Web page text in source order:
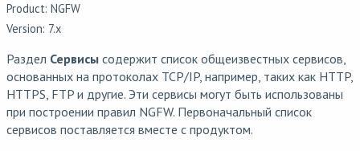
Product: NGFW
Version: 7.x
Раздел Сервисы содержит список общеизвестных сервисов,
основанных на протоколах TCP/IP, например, таких как HTTP,
HTTPS, FTP и другие. Эти сервисы могут быть использованы
при построении правил NGFW. Первоначальный список
сервисов поставляется вместе с продуктом.